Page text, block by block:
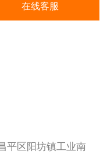
在线客服
平区阳坊镇工业南